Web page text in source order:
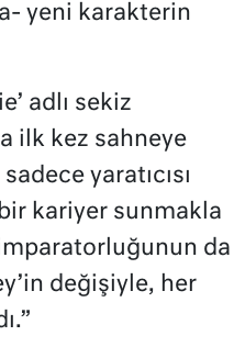
yeni karakterin
adlı sekiz
ilk kez sahneye
yaratıcısı
kariyer sunmakla
da
değişiyle, her